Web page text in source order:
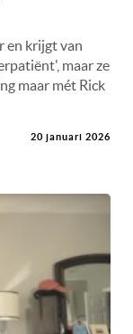
en krijgt van
maar ze
maar mét Rick
20 januari 2026